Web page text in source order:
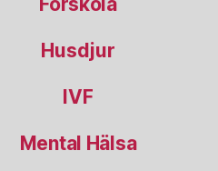
Husdjur
IVF
Mental Hälsa